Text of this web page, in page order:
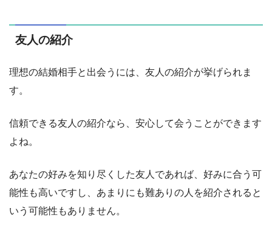
友人の紹介
理想の結婚相手と出会うには、友人の紹介が挙げられま
す。
信頼できる友人の紹介なら、安心して会うことができます
よね。
あなたの好みを知り尽くした友人であれば、好みに合う可
能性も高いですし、あまりにも難ありの人を紹介されると
いう可能性もありません。